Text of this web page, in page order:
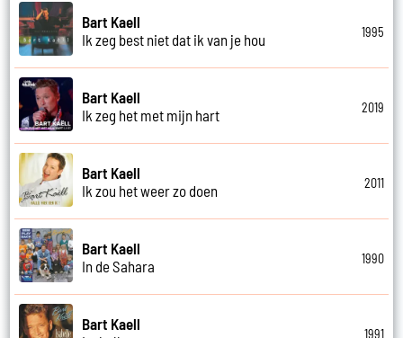
Bart Kaell
Ik zeg best niet dat ik van je hou
1995
Bart Kaell
Ik zeg het met mijn hart
2019
Bart Kaell
Ik zou het weer zo doen
2011
Bart Kaell
In de Sahara
1990
Bart Kaell
1991